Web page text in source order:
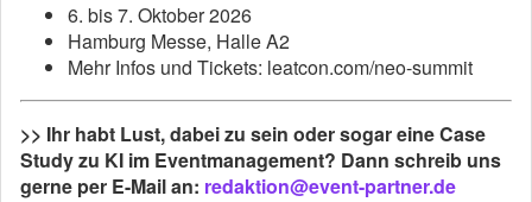
6. bis 7. Oktober 2026
Hamburg Messe, Halle A2
Mehr Infos und Tickets: leatcon.com/neo-summit
>> Ihr habt Lust, dabei zu sein oder sogar eine Case
Study zu KI im Eventmanagement? Dann schreib uns
gerne per E-Mail an: redaktion@event-partner.de